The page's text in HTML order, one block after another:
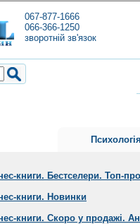
067-877-1666
066-366-1250
зворотній зв'язок
книги. Бестселери. Топ-
книги. Новинки
книги. Скоро у продажі.